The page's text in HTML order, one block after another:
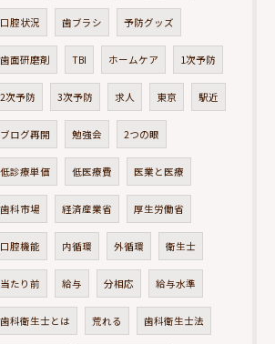
口腔状況 歯ブラシ 予防グッズ
歯面研磨剤 TBI ホームケア 1次予防
2次予防 3次予防 求人 東京 駅近
ブログ再開 勉強会 2つの眼
低診療単価 低医療費 医業と医療
歯科市場 経済産業省 厚生労働省
口腔機能 内循環 外循環 衛生士
当たり前 給与 分相応 給与水準
歯科衛生士とは 荒れる 歯科衛生士法